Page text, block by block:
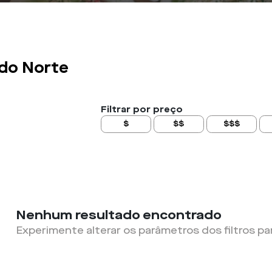
Norte
Filtrar por preço
$ $$ $$$
Nenhum resultado encontrado
Experimente alterar os parâmetros dos filtros